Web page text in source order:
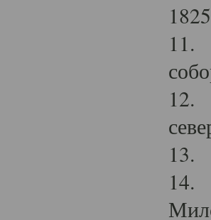
11.
12.
13.
14.